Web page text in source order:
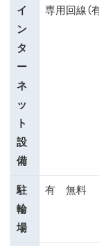
イ
ン
タ
ー
ネ
ッ
ト
設
備
専用回線（
駐
輪
場
有 無料